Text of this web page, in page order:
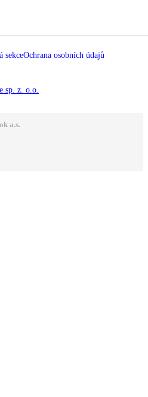
sekceOchrana osobních údajů
sp. z. o.o.
a.s.